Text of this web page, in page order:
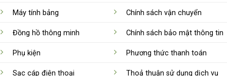
Máy tính bảng
Đồng hồ thông minh
Phụ kiện
Sạc cáp điện thoại
Chính sách vận chuyển
Chính sách bảo mật thông tin
Phương thức thanh toán
Thoả thuận sử dụng dịch vụ